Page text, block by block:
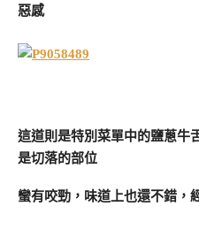
惡感
這道則是特別菜單中的鹽蔥牛
是切落的部位
蠻有咬勁，味道上也還不錯，